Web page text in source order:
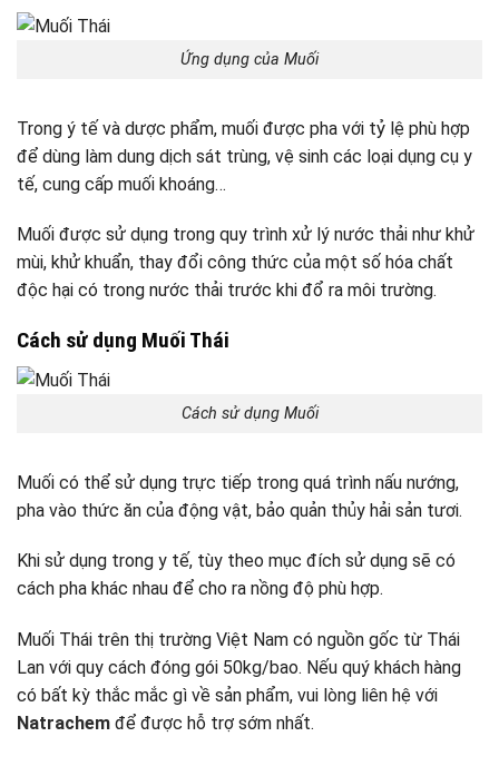
Ứng dụng của Muối
Trong ý tế và dược phẩm, muối được pha với tỷ lệ phù hợp
để dùng làm dung dịch sát trùng, vệ sinh các loại dụng cụ y
tế, cung cấp muối khoáng…
Muối được sử dụng trong quy trình xử lý nước thải như khử
mùi, khử khuẩn, thay đổi công thức của một số hóa chất
độc hại có trong nước thải trước khi đổ ra môi trường.
Cách sử dụng Muối Thái
Cách sử dụng Muối
Muối có thể sử dụng trực tiếp trong quá trình nấu nướng,
pha vào thức ăn của động vật, bảo quản thủy hải sản tươi.
Khi sử dụng trong y tế, tùy theo mục đích sử dụng sẽ có
cách pha khác nhau để cho ra nồng độ phù hợp.
Muối Thái trên thị trường Việt Nam có nguồn gốc từ Thái
Lan với quy cách đóng gói 50kg/bao. Nếu quý khách hàng
có bất kỳ thắc mắc gì về sản phẩm, vui lòng liên hệ với
Natrachem để được hỗ trợ sớm nhất.